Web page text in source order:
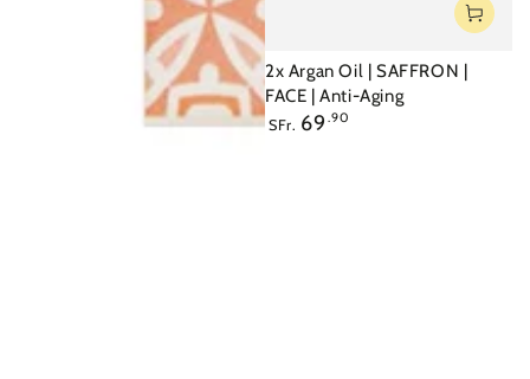
2x Argan Oil | SAFFRON |
FACE | Anti-Aging
Regulärer
SFr. 69 .90